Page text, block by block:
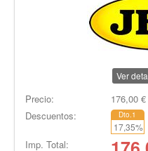
Ver
Precio: 176,00€
Descuentos:
Dto.1
17,35%
Imp. Total: